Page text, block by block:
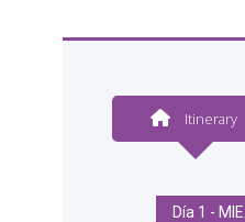
Itinerary
Día 1 - MIE.